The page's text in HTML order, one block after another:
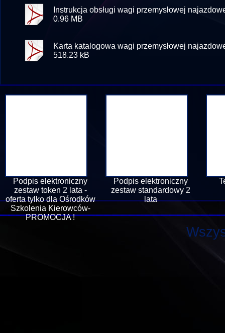
Instrukcja obsługi wagi przemysłowej
0.96 MB
Karta katalogowa wagi przemysłowej
518.23 kB
Podpis elektroniczny
zestaw token 2 lata -
oferta tylko dla Ośrodków
Szkolenia Kierowców-
PROMOCJA !
Podpis elektroniczny
zestaw standardowy 2
lata